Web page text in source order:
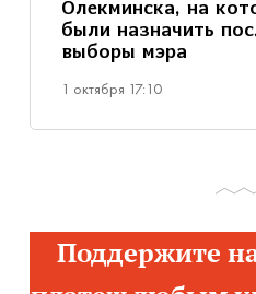
Олекминска, на
были назначить
выборы мэра
1 октября 17:10
Поддержите